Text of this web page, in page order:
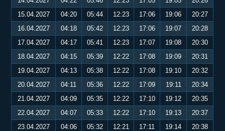
15.04.2027
04:20 05:44 12:23 17:06 19:06
20:27
16.04.2027
04:18 05:42 12:23 17:06 19:07
20:28
17.04.2027
04:17 05:41 12:23 17:07 19:08
20:30
18.04.2027
04:15 05:39 12:22 17:08 19:09
20:31
19.04.2027
04:13 05:38 12:22 17:08 19:10
20:32
20.04.2027
04:11 05:36 12:22 17:09 19:11
20:34
21.04.2027
04:09 05:35 12:22 17:10 19:12
20:35
22.04.2027
04:07 05:33 12:22 17:10 19:13
20:37
23.04.2027
04:06 05:32 12:21 17:11 19:14
20:38